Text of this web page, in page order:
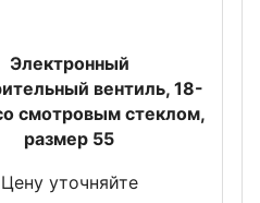
Электронный
вентиль, 18-
смотровым стеклом,
размер 55
Цену уточняйте